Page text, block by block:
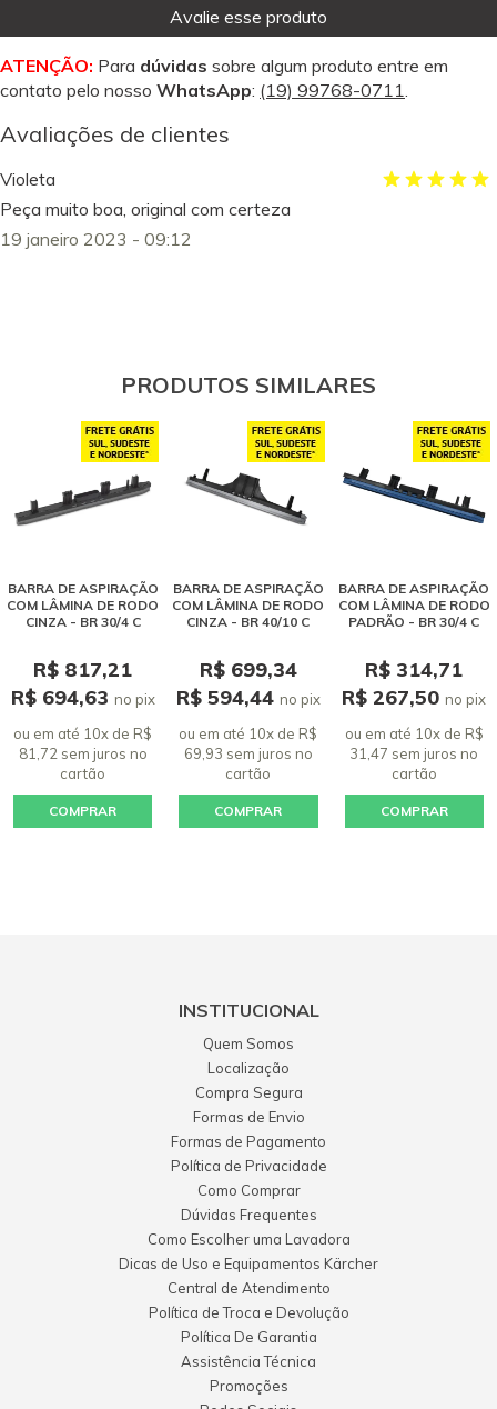
Avalie esse produto
ATENÇÃO: Para dúvidas sobre algum produto entre em
contato pelo nosso WhatsApp: (19) 99768-0711.
Avaliações de clientes
Violeta
Peça muito boa, original com certeza
19 janeiro 2023 - 09:12
PRODUTOS SIMILARES
BARRA DE ASPIRAÇÃO
COM LÂMINA DE RODO
CINZA - BR 30/4 C
R$ 817,21
R$ 694,63 no pix
ou em até 10x de R$
81,72 sem juros no
cartão
COMPRAR
BARRA DE ASPIRAÇÃO
COM LÂMINA DE RODO
CINZA - BR 40/10 C
R$ 699,34
R$ 594,44 no pix
ou em até 10x de R$
69,93 sem juros no
cartão
COMPRAR
BARRA DE ASPIRAÇÃO
COM LÂMINA DE RODO
PADRÃO - BR 30/4 C
R$ 314,71
R$ 267,50no pix
ou em até 10x de R$
31,47 sem jurosno
cartão
COMPRAR
INSTITUCIONAL
Quem Somos
Localização
Compra Segura
Formas de Envio
Formas de Pagamento
Política de Privacidade
Como Comprar
Dúvidas Frequentes
Como Escolher uma Lavadora
Dicas de Uso e Equipamentos Kärcher
Central de Atendimento
Política de Troca e Devolução
Política De Garantia
Assistência Técnica
Promoções